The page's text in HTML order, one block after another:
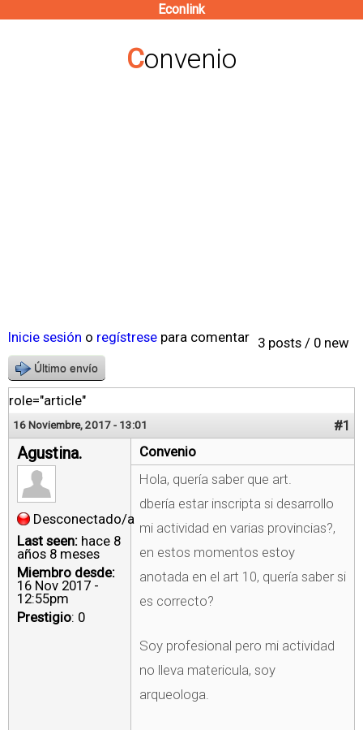
contenido
Econlink
Convenio
3 posts / 0 new
Inicie sesión o regístrese para comentar
Último envío
role="article"
16 Noviembre, 2017 - 13:01 #1
Agustina.
Desconectado/a
Last seen: hace 8
años 8 meses
Miembro desde:
16 Nov 2017 -
12:55pm
Prestigio: 0
Convenio
Hola, quería saber que art.
dbería estar inscripta si desarrollo
mi actividad en varias provincias?,
en estos momentos estoy
anotada en el art 10, quería saber si
es correcto?
Soy profesional pero mi actividad
no lleva matericula, soy
arqueologa.